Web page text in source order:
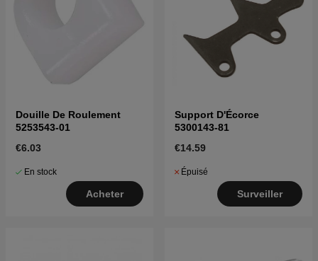
Douille De Roulement
5253543-01
€6.03
En stock
Acheter
Support D'Écorce
5300143-81
€14.59
Épuisé
Surveiller